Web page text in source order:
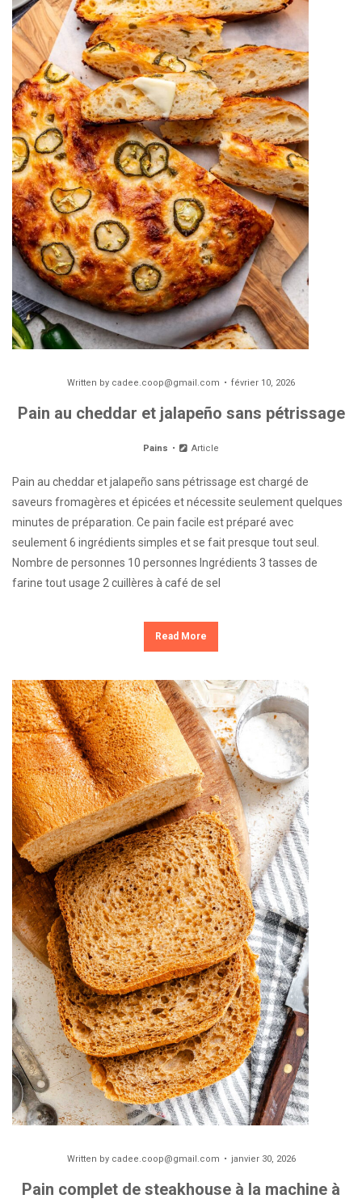
Written by cadee.coop@gmail.com février 10, 2026
Pain au cheddar et jalapeño sans pétrissage
Pains Article
Pain au cheddar et jalapeño sans pétrissage est chargé de
saveurs fromagères et épicées et nécessite seulement quelques
minutes de préparation. Ce pain facile est préparé avec
seulement 6 ingrédients simples et se fait presque tout seul.
Nombre de personnes 10 personnes Ingrédients 3 tasses de
farine tout usage 2 cuillères à café de sel
Read More
Written by cadee.coop@gmail.com janvier 30, 2026
Pain complet de steakhouse à la machine à